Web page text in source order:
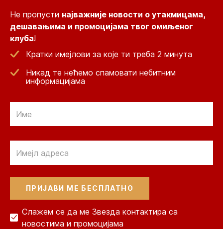
Не пропусти најважније новости о утакмицама,
дешавањима и промоцијама твог омиљеног
клуба!
Кратки имејлови за које ти треба 2 минута
Никад те нећемо спамовати небитним
информацијама
Слажем се да ме Звезда контактира са
новостима и промоцијама